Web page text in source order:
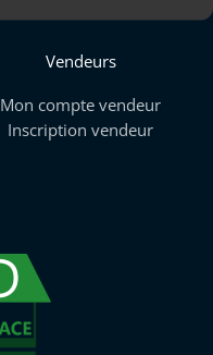
Vendeurs
Mon compte vendeur
Inscription vendeur